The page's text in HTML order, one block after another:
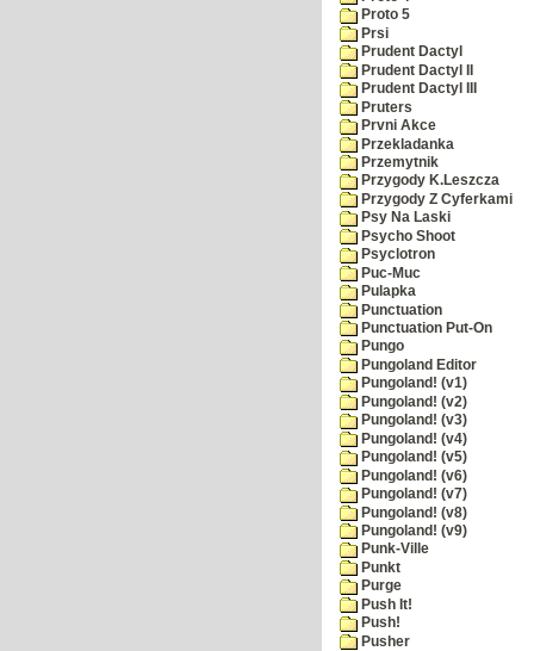
Proto 5
Prsi
Prudent Dactyl
Prudent Dactyl II
Prudent Dactyl III
Pruters
Prvni Akce
Przekladanka
Przemytnik
Przygody K.Leszcza
Przygody Z Cyferkami
Psy Na Laski
Psycho Shoot
Psyclotron
Puc-Muc
Pulapka
Punctuation
Punctuation Put-On
Pungo
Pungoland Editor
Pungoland! (v1)
Pungoland! (v2)
Pungoland! (v3)
Pungoland! (v4)
Pungoland! (v5)
Pungoland! (v6)
Pungoland! (v7)
Pungoland! (v8)
Pungoland! (v9)
Punk-Ville
Punkt
Purge
Push It!
Push!
Pusher